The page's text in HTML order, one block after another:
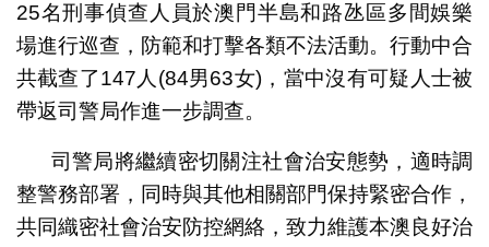
25名刑事偵查人員於澳門半島和路氹區多間娛樂
場進行巡查，防範和打擊各類不法活動。行動中合
共截查了147人(84男63女)，當中沒有可疑人士被
帶返司警局作進一步調查。
司警局將繼續密切關注社會治安態勢，適時調
整警務部署，同時與其他相關部門保持緊密合作，
共同織密社會治安防控網絡，致力維護本澳良好治